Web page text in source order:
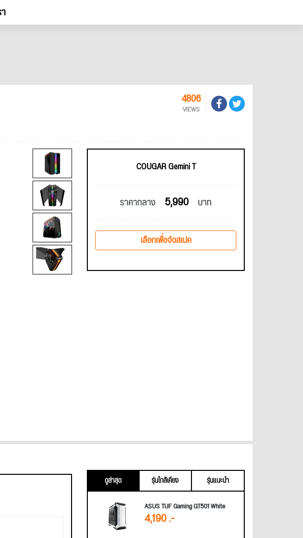
4806
VIEWS
COUGAR Gemini T
ราคากลาง 5,990 บาท
เลือกเพื่อจัดสเปค
ดูล่าสุด รุ่นใกล้เคียง
รุ่นแนะนำ
ASUS TUF Gaming GT501 White
4,190 .-